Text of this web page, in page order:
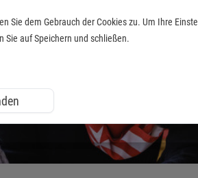
Sie dem Gebrauch der Cookies zu. Um Ihre
Sie auf Speichern und schließen.